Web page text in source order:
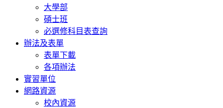
大學部
碩士班
必選修科目表查詢
辦法及表單
表單下載
各項辦法
實習單位
網路資源
校內資源